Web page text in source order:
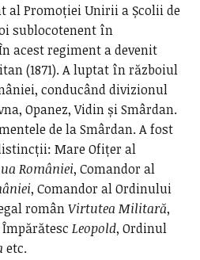
al Promoției Unirii a Școlii de
sublocotenent în
acest regiment a devenit
(1871). A luptat în războiul
conducând divizionul
Opanez, Vidin și Smârdan.
de la Smârdan. A fost
Mare Ofițer al
României, Comandor al
, Comandor al Ordinului
românVirtutea Militară,
Leopold, Ordinul
etc.